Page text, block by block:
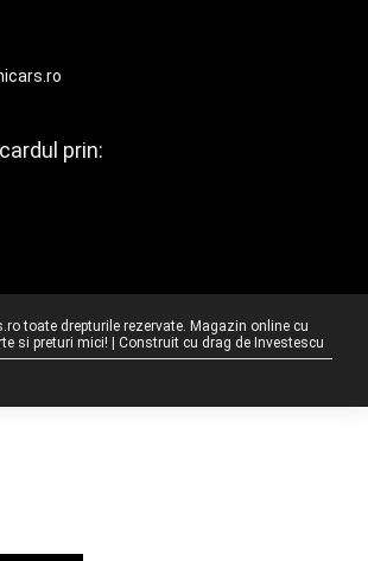
prin:
toate drepturile rezervate. Magazin online cu
si preturi mici! | Construit cu drag de Investescu